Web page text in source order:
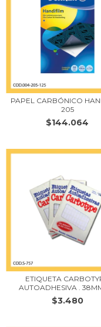
PAPEL CARBÓNICO
205
$144.064
ETIQUETA
AUTOADHESIVA .
$3.480